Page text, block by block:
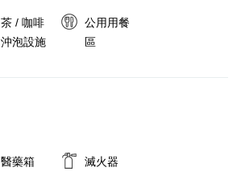
茶 / 咖啡
沖泡設施
公用用餐
區
醫藥箱 滅火器